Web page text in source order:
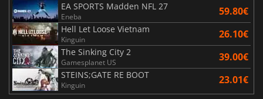
EA SPORTS Madden NFL 27
Eneba 59.80€
Hell Let Loose Vietnam
Kinguin 26.10€
The Sinking City 2
Gamesplanet US 39.00€
STEINS;GATE RE BOOT
Kinguin 23.01€